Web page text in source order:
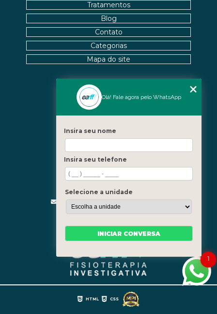
Fale Conosco
(21) 3619-5657
(21) 99390-3850
contato@fisioterapiainvestigativa.com
Segunda a sexta, das 7h às 21h
Nossas Unidades
Barra - Rio de Janeiro
Tratamentos
Blog
Contato
Categorias
Mapa do site
HTML CSS
1
Olá! Fale agora pelo WhatsApp
Insira seu nome
Insira seu telefone
Selecione a unidade
INICIAR CONVERSA